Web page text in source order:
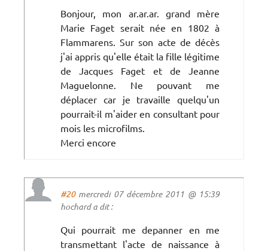
Bonjour, mon ar.ar.ar. grand mère
Marie Faget serait née en 1802 à
Flammarens. Sur son acte de décès
j'ai appris qu'elle était la fille légitime
de Jacques Faget et de Jeanne
Maguelonne. Ne pouvant me
déplacer car je travaille quelqu'un
pourrait-il m'aider en consultant pour
mois les microfilms.
Merci encore
#20mercredi 07 décembre 2011 @ 15:39
hochard a dit :
Qui pourrait me depanner en me
transmettant l'acte de naissance à